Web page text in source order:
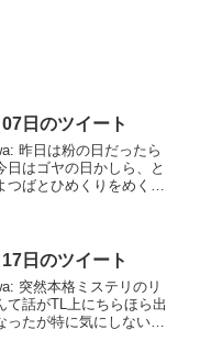
日のツイート
昨日は粉の日だったら
日はゴヤの日かしら、と
つばとひめくりをめくっ
日のツイート
突然本格ミステリのリ
て話がTL上にちらほら出
ったが特に気にしない。